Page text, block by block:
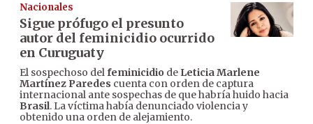
Nacionales
Sigue prófugo el presunto
autor del feminicidio ocurrido
en Curuguaty
El sospechoso delfeminicidio de Leticia Marlene
Martínez Paredes cuenta con orden de captura
internacional ante sospechas de que habría huido hacia
Brasil. La víctima había denunciado violencia y
obtenido una orden de alejamiento.